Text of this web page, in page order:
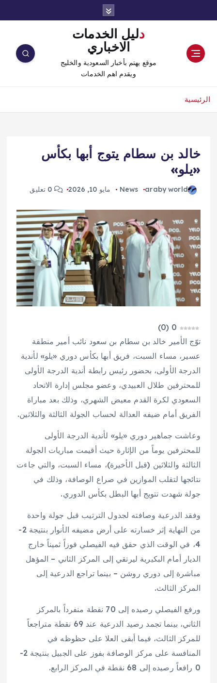
دليل الخدمات
الاخباري
موقع يهتم بأخبار السعودية والخليج
ويقدم اهم الخدمات
الرئيسية
خالد بن سطام يتوج أبها بكأس
«يلو»
araby world
News مايو 10, 2026
0
(
0
)
توّج الأمير خالد بن سطام بن سعود نائب أمير منطقة
عسير، مساء السبت، فريق أبها بكأس دوري «يلو» لأندية
الدرجة الأولى، بحضور رئيس رابطة أندية الدرجة الأولى
للمحترفين طلال العبيدي، وعضو مجلس إدارة الاتحاد
السعودي لكرة القدم معيض الشهري، وذلك بعد مباراة
الفريق أمام ضيفه العدالة لحساب الجولة الثالثة والثلاثين.
وعاشت جماهير دوري «يلو» لأندية الدرجة الأولى
للمحترفين يوماً من الإثارة حيث أقيمت مباريات الجولة
الثالثة والثلاثين (قبل الأخيرة)، مساء السبت، والتي جاءت
نتائجها لتقلب الموازين في صراع الوصافة، وذلك في
جولة شهدت تتويج أبها البطل بكأس الدوري.
وفقد الدرعية وصافته لجدول الترتيب قبل جولة واحدة
من النهاية إثر خسارته على أرض مضيفه الأنوار بنتيجة 2-
4، في الوقت الذي حقق فيه الفيصلي فوزاً ثميناً خارج
الديار أمام البكيرية ليرتقي إلى المركز الثاني – المؤهل
مباشرة إلى دوري روشن – بينما تراجع الدرعية إلى
المركز الثالث.
ورفع الفيصلي رصيده إلى 70 نقطة منفرداً بالمركز
الثاني، بينما تجمد رصيد الدرعية عند 69 نقطة متراجعاً
للمركز الثالث، فيما أبقى العلا على حظوظه في
المنافسة على مركز الوصافة بفوز على الجبيل بنتيجة 2-
0 رافعاً رصيده إلى 68 نقطة في المركز الرابع.